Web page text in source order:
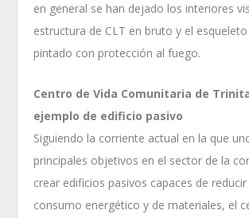
en general se han dejado los interiores
estructura de CLT en bruto y el
pintado con protección al fuego.
Centro de Vida Comunitaria de
ejemplo de edificio pasivo
Siguiendo la corriente actual en la que
principales objetivos en el sector de la
crear edificios pasivos capaces de
consumo energético y de materiales, el